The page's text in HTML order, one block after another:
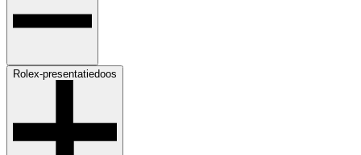
Rolex-presentatiedoos